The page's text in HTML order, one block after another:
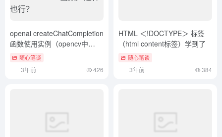
openai createChatCompletion
函数使用实例（opencv中
createtrackbar函数）这样也
随心笔谈
3年前 426
HTML ＜!DOCTYPE＞ 标签
（html content标签）学到了
随心笔谈
3年前 384